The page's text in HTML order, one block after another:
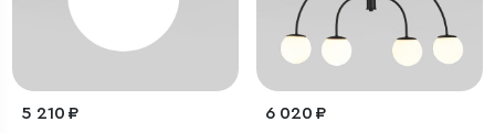
5 210 ₽ 6 020 ₽